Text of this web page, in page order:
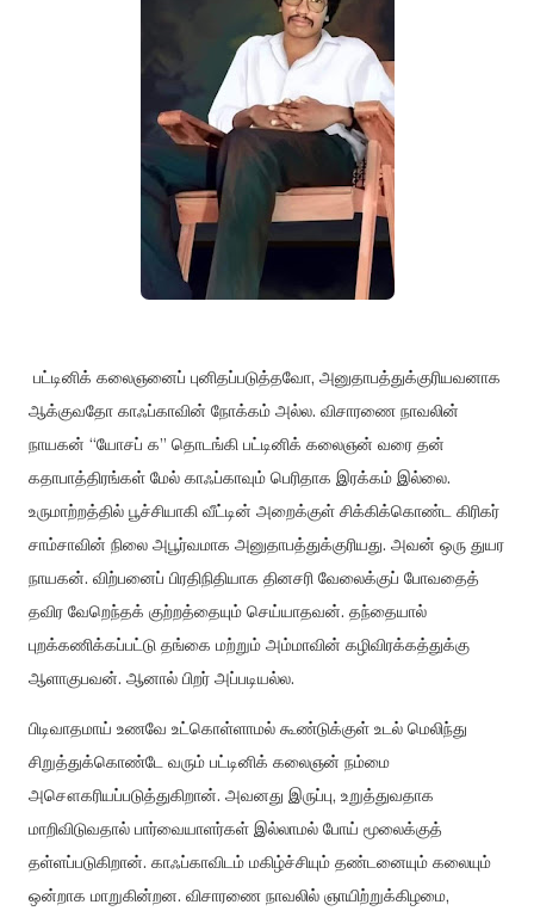
பட்டினிக் கலைஞனைப் புனிதப்படுத்தவோ, அனுதாபத்துக்குரியவனாக
ஆக்குவதோ காஃப்காவின் நோக்கம் அல்ல. விசாரணை நாவலின்
நாயகன் “யோசப் க” தொடங்கி பட்டினிக் கலைஞன் வரை தன்
கதாபாத்திரங்கள் மேல் காஃப்காவும் பெரிதாக இரக்கம் இல்லை.
உருமாற்றத்தில் பூச்சியாகி வீட்டின் அறைக்குள் சிக்கிக்கொண்ட கிரிகர்
சாம்சாவின் நிலை அபூர்வமாக அனுதாபத்துக்குரியது. அவன் ஒரு துயர
நாயகன். விற்பனைப் பிரதிநிதியாக தினசரி வேலைக்குப் போவதைத்
தவிர வேறெந்தக் குற்றத்தையும் செய்யாதவன். தந்தையால்
புறக்கணிக்கப்பட்டு தங்கை மற்றும் அம்மாவின் கழிவிரக்கத்துக்கு
ஆளாகுபவன். ஆனால் பிறர் அப்படியல்ல.
பிடிவாதமாய் உணவே உட்கொள்ளாமல் கூண்டுக்குள் உடல் மெலிந்து
சிறுத்துக்கொண்டே வரும் பட்டினிக் கலைஞன் நம்மை
அசௌகரியப்படுத்துகிறான். அவனது இருப்பு, உறுத்துவதாக
மாறிவிடுவதால் பார்வையாளர்கள் இல்லாமல் போய் மூலைக்குத்
தள்ளப்படுகிறான். காஃப்காவிடம் மகிழ்ச்சியும் தண்டனையும் கலையும்
ஒன்றாக மாறுகின்றன. விசாரணை நாவலில் ஞாயிற்றுக்கிழமை,